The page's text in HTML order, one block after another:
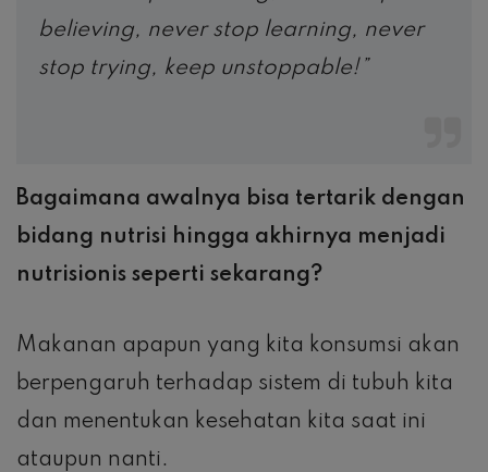
believing, never stop learning, never
stop trying, keep unstoppable!”
Bagaimana awalnya bisa tertarik dengan
bidang nutrisi hingga akhirnya menjadi
nutrisionis seperti sekarang?
Makanan apapun yang kita konsumsi akan
berpengaruh terhadap sistem di tubuh kita
dan menentukan kesehatan kita saat ini
ataupun nanti.